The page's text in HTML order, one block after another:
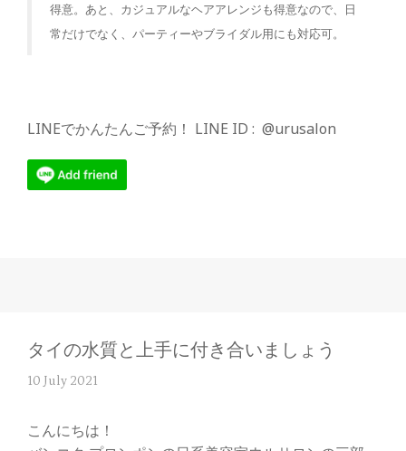
得意。あと、カジュアルなヘアアレンジも得意なので、日
常だけでなく、パーティーやブライダル用にも対応可。
LINEでかんたんご予約！ LINE ID : @urusalon
タイの水質と上手に付き合いましょう
10 July 2021
こんにちは！